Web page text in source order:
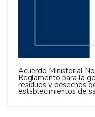
Acuerdo Ministerial
Reglamento para la
residuos y desechos
establecimientos de